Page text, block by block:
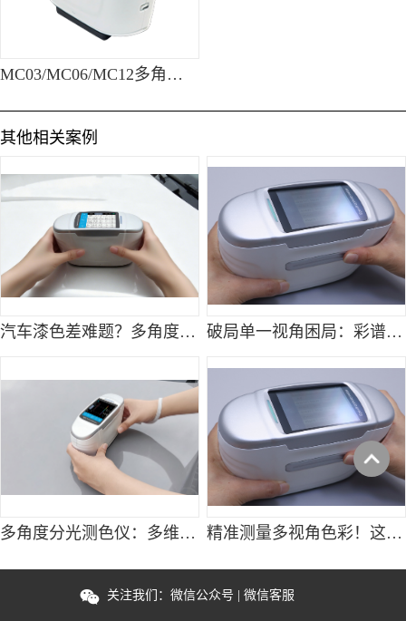
MC03/MC06/MC12多角度便携式分光测色仪
其他相关案例
汽车漆色差难题？多角度分光测色仪帮你搞定多视角颜色匹配 破局单一视角困局：彩谱多角度分光测色仪重构工业色彩检测体系
多角度分光测色仪：多维度色彩数据，一次测量全获取 精准测量多视角色彩！这款分光测色仪值得选
关注我们： 微信公众号 微信客服